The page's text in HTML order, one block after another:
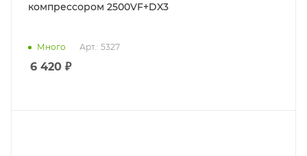
компрессором 2500VF+DX3
Много Арт.: 5327
6 420 ₽